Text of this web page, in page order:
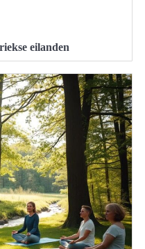
eilanden